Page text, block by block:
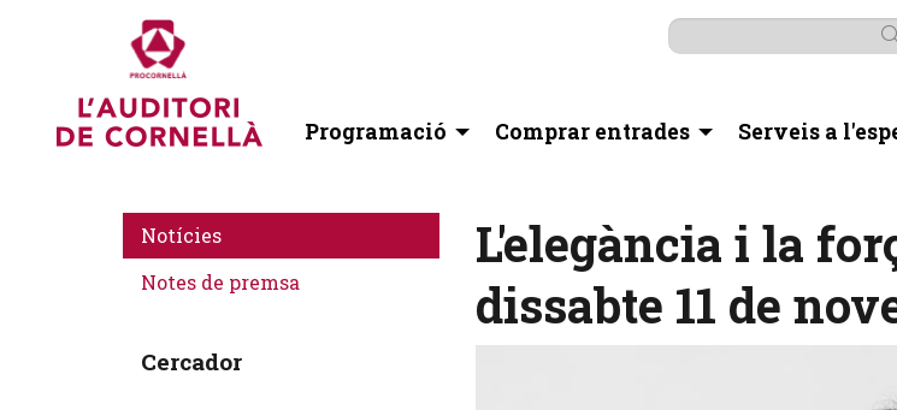
Programació Comprar entrades Serveis a
L'elegància i la
dissabte 11 de
Notícies
Notes de premsa
Cercador